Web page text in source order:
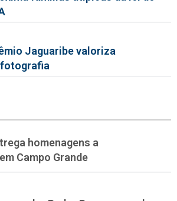
Jaguaribe valoriza
homenagens a
Campo Grande